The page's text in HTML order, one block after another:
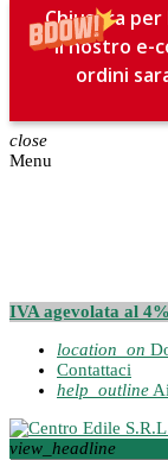
Chiusura
Il nostro e-
ordini
close
Menu
IVA agevolata al
location_on
Contattaci
help_outline
view_headline